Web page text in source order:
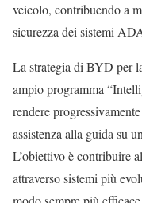
veicolo, contribuendo a
sicurezza dei sistemi
La strategia di BYD per
ampio programma
rendere
assistenza alla guida su
L’obiettivo è contribuire
attraverso sistemi più